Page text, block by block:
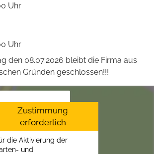
Uhr
Uhr
den 08.07.2026 bleibt die Firma aus
Gründen geschlossen!!!
16816 Neuruppin
Zustimmung
erforderlich
die Aktivierung der
und